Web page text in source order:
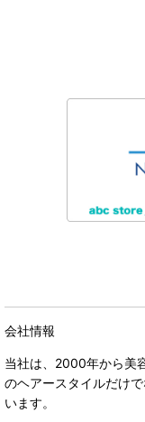
会社情報
当社は、 2000年から美
のヘアースタイルだけ
います。